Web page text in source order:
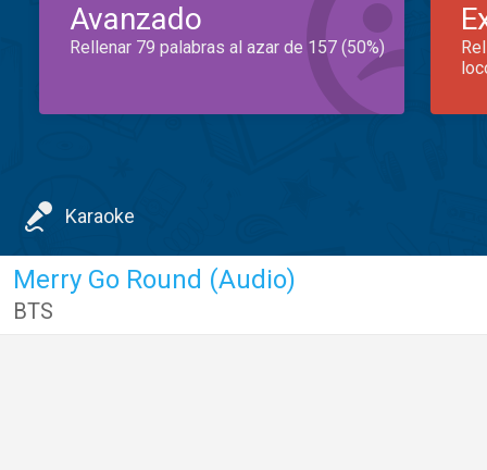
Avanzado
Rellenar 79 palabras al azar de 157 (50%)
Karaoke
Merry Go Round (Audio)
BTS